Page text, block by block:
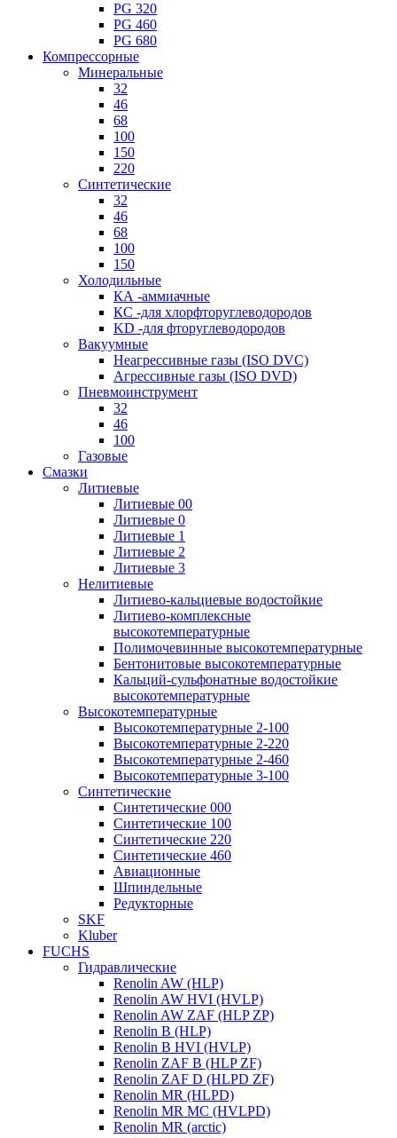
PG 320
PG 460
PG 680
Компрессорные
Минеральные
32
46
68
100
150
220
Синтетические
32
46
68
100
150
Холодильные
КА -аммиачные
КС -для хлорфторуглеводородов
KD -для фторуглеводородов
Вакуумные
Неагрессивные газы (ISO DVC)
Агрессивные газы (ISO DVD)
Пневмоинструмент
32
46
100
Газовые
Смазки
Литиевые
Литиевые 00
Литиевые 0
Литиевые 1
Литиевые 2
Литиевые 3
Нелитиевые
Литиево-кальциевые водостойкие
Литиево-комплексные
высокотемпературные
Полимочевинные высокотемпературные
Бентонитовые высокотемпературные
Кальций-сульфонатные водостойкие
высокотемпературные
Высокотемпературные
Высокотемпературные 2-100
Высокотемпературные 2-220
Высокотемпературные 2-460
Высокотемпературные 3-100
Синтетические
Синтетические 000
Синтетические 100
Синтетические 220
Синтетические 460
Авиационные
Шпиндельные
Редукторные
SKF
Kluber
FUCHS
Гидравлические
Renolin AW (HLP)
Renolin AW HVI (HVLP)
Renolin AW ZAF (HLP ZP)
Renolin B (HLP)
Renolin B HVI (HVLP)
Renolin ZAF B (HLP ZF)
Renolin ZAF D (HLPD ZF)
Renolin MR (HLPD)
Renolin MR MC (HVLPD)
Renolin MR (arctic)